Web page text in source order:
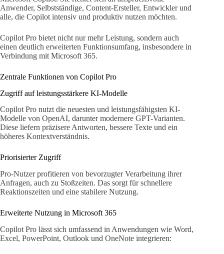
Anwender, Selbstständige, Content-Ersteller, Entwickler und
alle, die Copilot intensiv und produktiv nutzen möchten.
Copilot Pro bietet nicht nur mehr Leistung, sondern auch
einen deutlich erweiterten Funktionsumfang, insbesondere in
Verbindung mit Microsoft 365.
Zentrale Funktionen von Copilot Pro
Zugriff auf leistungsstärkere KI-Modelle
Copilot Pro nutzt die neuesten und leistungsfähigsten KI-
Modelle von OpenAI, darunter modernere GPT-Varianten.
Diese liefern präzisere Antworten, bessere Texte und ein
höheres Kontextverständnis.
Priorisierter Zugriff
Pro-Nutzer profitieren von bevorzugter Verarbeitung ihrer
Anfragen, auch zu Stoßzeiten. Das sorgt für schnellere
Reaktionszeiten und eine stabilere Nutzung.
Erweiterte Nutzung in Microsoft 365
Copilot Pro lässt sich umfassend in Anwendungen wie Word,
Excel, PowerPoint, Outlook und OneNote integrieren: